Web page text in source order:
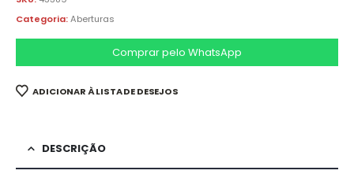
Categoria:Aberturas
Comprar pelo WhatsApp
ADICIONAR À LISTA DE DESEJOS
DESCRIÇÃO